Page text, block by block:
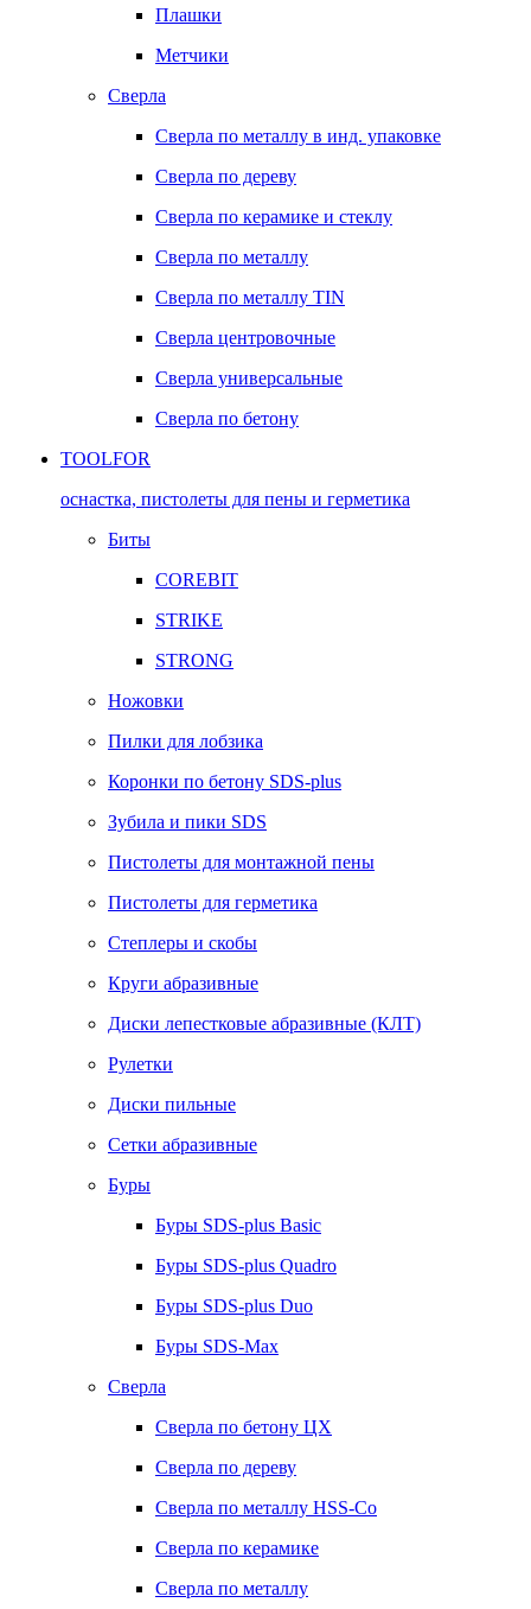
Плашки
Метчики
Сверла
Сверла по металлу в инд. упаковке
Сверла по дереву
Сверла по керамике и стеклу
Сверла по металлу
Сверла по металлу TIN
Сверла центровочные
Сверла универсальные
Сверла по бетону
TOOLFOR
оснастка, пистолеты для пены и герметика
Биты
COREBIT
STRIKE
STRONG
Ножовки
Пилки для лобзика
Коронки по бетону SDS-plus
Зубила и пики SDS
Пистолеты для монтажной пены
Пистолеты для герметика
Степлеры и скобы
Круги абразивные
Диски лепестковые абразивные (КЛТ)
Рулетки
Диски пильные
Сетки абразивные
Буры
Буры SDS-plus Basic
Буры SDS-plus Quadro
Буры SDS-plus Duo
Буры SDS-Max
Сверла
Сверла по бетону ЦХ
Сверла по дереву
Сверла по металлу HSS-Co
Сверла по керамике
Сверла по металлу